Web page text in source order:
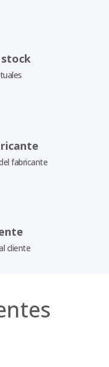
stock
fabricante
cliente